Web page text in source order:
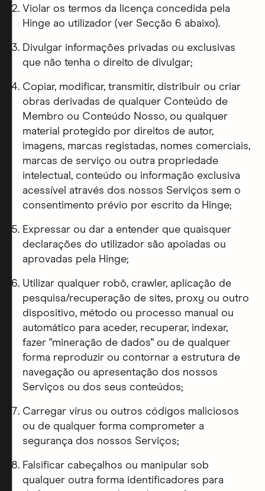
Violar os termos da licença concedida pela
Hinge ao utilizador (ver Secção 6 abaixo).
Divulgar informações privadas ou exclusivas
que não tenha o direito de divulgar;
Copiar, modificar, transmitir, distribuir ou criar
obras derivadas de qualquer Conteúdo de
Membro ou Conteúdo Nosso, ou qualquer
material protegido por direitos de autor,
imagens, marcas registadas, nomes comerciais,
marcas de serviço ou outra propriedade
intelectual, conteúdo ou informação exclusiva
acessível através dos nossos Serviços sem o
consentimento prévio por escrito da Hinge;
Expressar ou dar a entender que quaisquer
declarações do utilizador são apoiadas ou
aprovadas pela Hinge;
Utilizar qualquer robô, crawler, aplicação de
pesquisa/recuperação de sites, proxy ou outro
dispositivo, método ou processo manual ou
automático para aceder, recuperar, indexar,
fazer "mineração de dados" ou de qualquer
forma reproduzir ou contornar a estrutura de
navegação ou apresentação dos nossos
Serviços ou dos seus conteúdos;
Carregar vírus ou outros códigos maliciosos
ou de qualquer forma comprometer a
segurança dos nossos Serviços;
Falsificar cabeçalhos ou manipular sob
qualquer outra forma identificadores para